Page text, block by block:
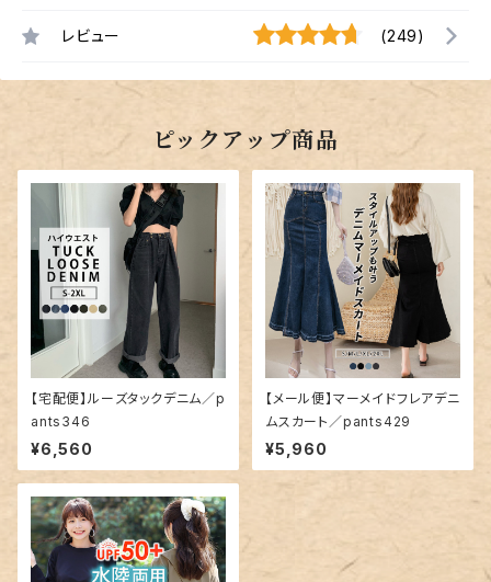
レビュー (249)
ピックアップ商品
【宅配便】ルーズタックデニム／p
ants346
¥6,560
【メール便】マーメイドフレアデニ
ムスカート／pants429
¥5,960